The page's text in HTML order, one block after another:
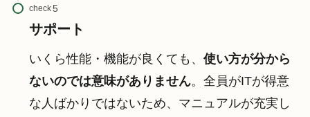
check
サポート
いくら性能・機能が良くても、 使い方が分から
ないのでは意味がありません。全員がITが得意
な人ばかりではないため、マニュアルが充実し